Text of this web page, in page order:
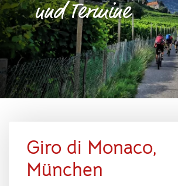
und Termine
Giro di Monaco,
München